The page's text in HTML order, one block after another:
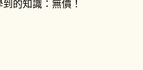
的知識：無價！